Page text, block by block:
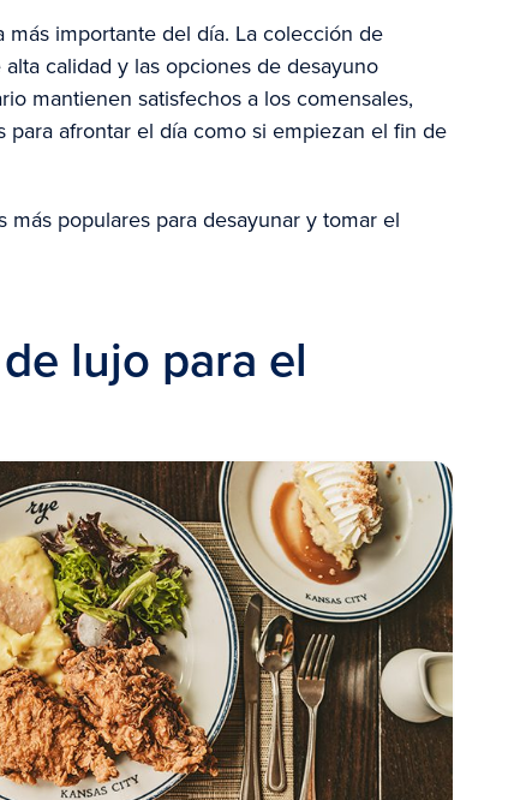
más importante del día. La colección de
calidad y las opciones de desayuno
mantienen satisfechos a los comensales,
para afrontar el día como si empiezan el fin de
más populares para desayunar y tomar el
lujo para el